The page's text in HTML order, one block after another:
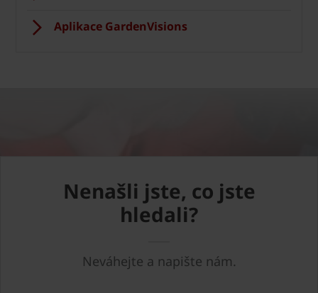
Aplikace GardenVisions
Nenašli jste, co jste
hledali?
Neváhejte a napište nám.